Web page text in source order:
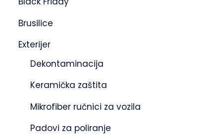
Brusilice
Exterijer
Dekontaminacija
Keramička zaštita
Mikrofiber ručnici za vozila
Padovi za poliranje